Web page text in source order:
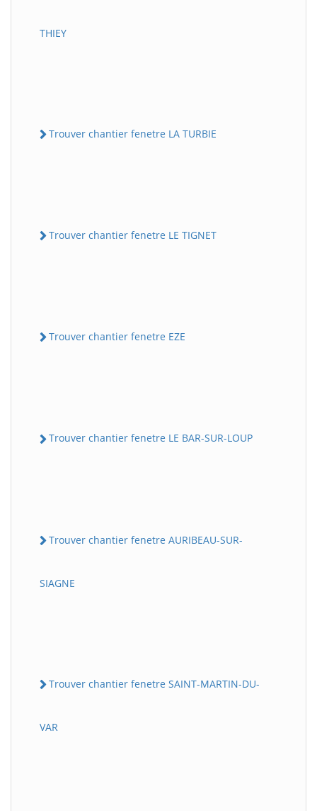
THIEY
Trouver chantier fenetre LA TURBIE
Trouver chantier fenetre LE TIGNET
Trouver chantier fenetre EZE
Trouver chantier fenetre LE BAR-SUR-LOUP
Trouver chantier fenetre AURIBEAU-SUR-
SIAGNE
Trouver chantier fenetre SAINT-MARTIN-DU-
VAR